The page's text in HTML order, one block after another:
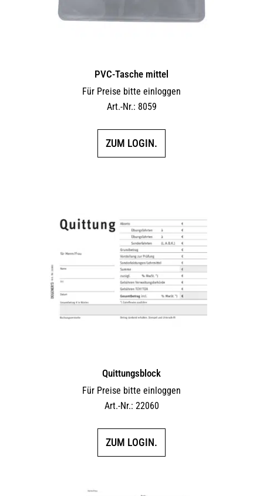
PVC-Tasche mittel
Für Preise bitte einloggen
Art.-Nr.: 8059
ZUM LOGIN.
Quittungsblock
Für Preise bitte einloggen
Art.-Nr.: 22060
ZUM LOGIN.